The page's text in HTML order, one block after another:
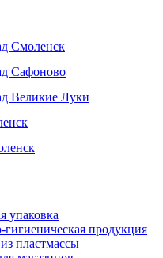
Смоленск
Сафоново
Великие Луки
упаковка
продукция
пластмассы